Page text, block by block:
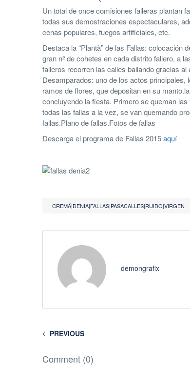
Un total de once comisiones falleras plantan
todas sus demostraciones espectaculares,
cenas populares, fuegos artificiales, etc.
Destaca la “Plantà” de las Fallas:
gran nº de cohetes en cada distrito fallero, a
falleros recorren las calles bailando gracias
Desamparados: uno de los actos
ramos de flores, que depositan en su
concluyendo la fiesta. Primero se queman
todas las fallas a la vez, se van quemando
fallas.Plano de fallas.Fotos de fallas
Descarga el programa de Fallas 2015aquí
CREMÁ|DENIA|FALLAS|PASACALLES|RUIDO|VIRGEN
demongrafix
PREVIOUS
Comment (0)